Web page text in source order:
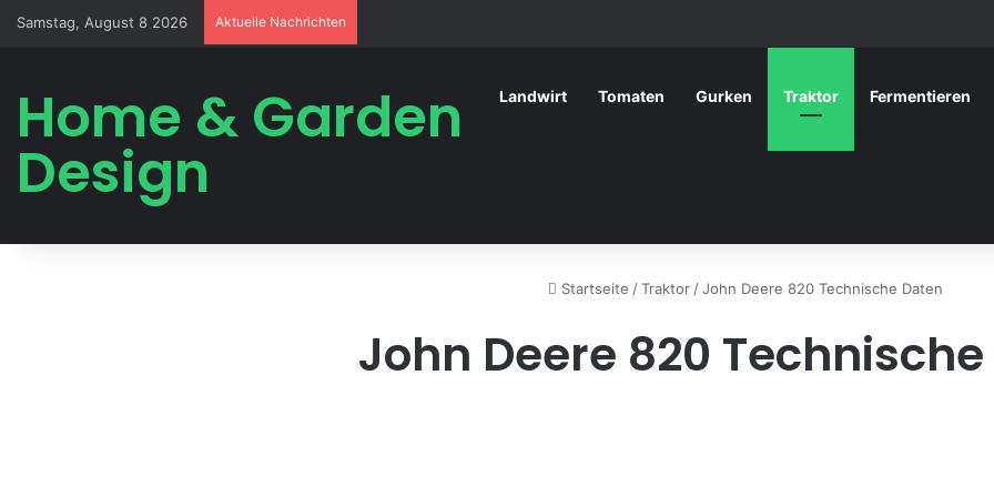
Samstag, August 8 2026 Aktuelle Nachrichten
Home & Garden
Design
Landwirt Tomaten Gurken Traktor Fermentieren
Startseite /Traktor /John Deere 820 Technische Daten
John Deere 820